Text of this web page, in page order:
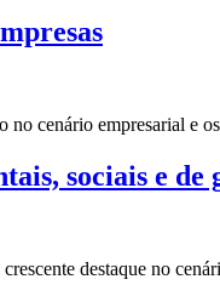
cenário empresarial e
sociais e de
destaque no